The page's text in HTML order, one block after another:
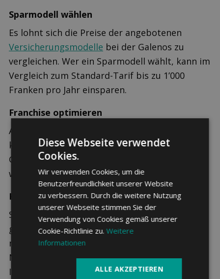
Sparmodell wählen
Es lohnt sich die Preise der angebotenen
Versicherungsmodelle bei der Galenos zu
vergleichen. Wer ein Sparmodell wählt, kann im
Vergleich zum Standard-Tarif bis zu 1’000
Franken pro Jahr einsparen.
Franchise optimieren
Auch mit der Wahl der passenden
können die jährlich anfallenden Kosten für die
Gesundheitsversorgung nachweislich gesenkt
werden.
Krankenkasse wechseln
Sollte eine andere Krankenkasse einen deutlich
günstigeren Tarif bieten, ist es ausserdem
möglich den Anbieter zu wechseln, ohne dabei
Nachteile in Kauf nehmen zu müssen. Wie hoch
Ihre Prämie in diesem Fall ausfällt, können Sie
Diese Webseite verwendet
Cookies.
Wir verwenden Cookies, um die
Benutzerfreundlichkeit unserer Website
zu verbessern. Durch die weitere Nutzung
unserer Webseite stimmen Sie der
Verwendung von Cookies gemäß unserer
Cookie-Richtlinie zu.Weitere
Informationen
ALLE AKZEPTIEREN